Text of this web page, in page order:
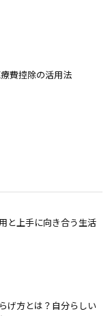
費控除の活用法
と上手に向き合う生活
げ方とは？自分らしい